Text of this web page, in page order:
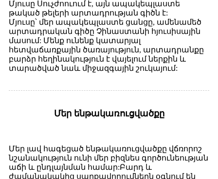
Մյուսը Սուչժոուում է, այն ապակեպլաստե
թակած թելերի արտադրության գիծն է:
Մյուսը՝ մեր ապակեպլաստե ցանցը, ամենամեծ
արտադրական գիծը Չինաստանի հյուսիսային
մասում: Մենք ունենք կատարյալ
հետվաճառքային ծառայություն, արտադրանքը
բարձր հեղինակություն է վայելում ներքին և
տարածված նաև միջազգային շուկայում:
Մեր ենթակառուցվածքը
Մեր լավ հագեցած ենթակառուցվածքը վճռորոշ
նշանակություն ունի մեր բիզնես գործունեության
աճի և ընդլայնման համար:Բարդ և
ժամանակակից սարքավորումներն օգնում են